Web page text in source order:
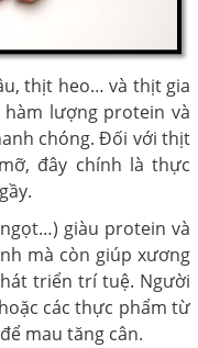
thịt heo… và thịt gia
lượng protein và
chóng. Đối với thịt
đây chính là thực
giàu protein và
mà còn giúp xương
triển trí tuệ. Người
các thực phẩm từ
mau tăng cân.